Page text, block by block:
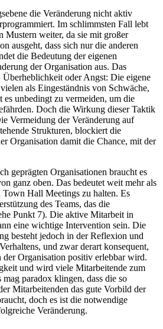
die Veränderung nicht aktiv
Im schlimmsten Fall lebt
Mustern weiter, da sie mit großer
ausgeht, dass sich nur die anderen
die Bedeutung der eigenen
der Organisation aus. Das
Überheblichkeit oder Angst: Die eigene
als Eingeständnis von Schwäche,
unbedingt zu vermeiden, um die
Doch die Wirkung dieser Taktik
Vermeidung der Veränderung auf
Strukturen, blockiert die
Organisation damit die Chance, mit der
geprägten Organisationen braucht es
ganz oben. Das bedeutet weit mehr als
Town Hall Meetings zu halten. Es
des Teams, das die
Punkt 7). Die aktive Mitarbeit in
eine wichtige Intervention sein. Die
besteht jedoch in der Reflexion und
und zwar derart konsequent,
der Organisation positiv erlebbar wird.
und wird viele Mitarbeitende zum
paradox klingen, dass die so
Mitarbeitenden das gute Vorbild der
doch es ist die notwendige
Veränderung.